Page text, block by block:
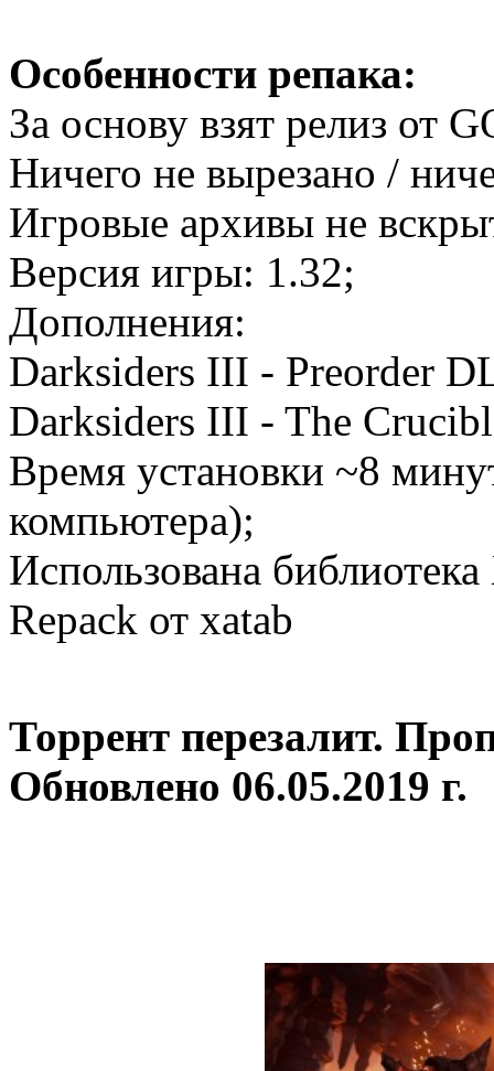
Особенности репака:
За основу взят релиз от
Ничего не вырезано /
Игровые архивы не
Версия игры: 1.32;
Дополнения:
Darksiders III - Preorder
Darksiders III - The
Время установки ~8
компьютера);
Использована
Repack от xatab
Торрент перезалит.
Обновлено 06.05.2019 г.